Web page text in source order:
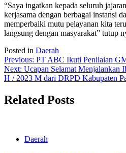
“Saya ingatkan kepada seluruh
kerjasama dengan berbagai instansi
memperbaiki mutu pelayanan kita
langsung dengan masyarakat” tutup
Posted in Daerah
Post
navigation
Previous: PT ABC Ikuti Penilaian
Next: Ucapan Selamat Menjalankan
H / 2023 M dari DRPD Kabupaten
Related Posts
Daerah